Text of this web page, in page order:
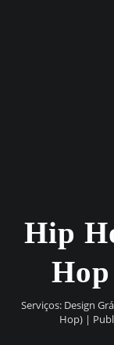
Hip
Serviços: Design
Hop) |